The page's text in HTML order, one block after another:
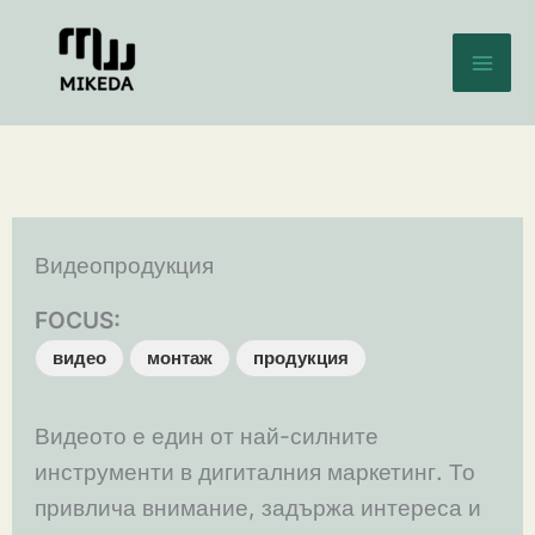
content
Видеопродукция
FOCUS:
видео монтаж продукция
Видеото е един от най-силните
инструменти в дигиталния маркетинг. То
привлича внимание, задържа интереса и